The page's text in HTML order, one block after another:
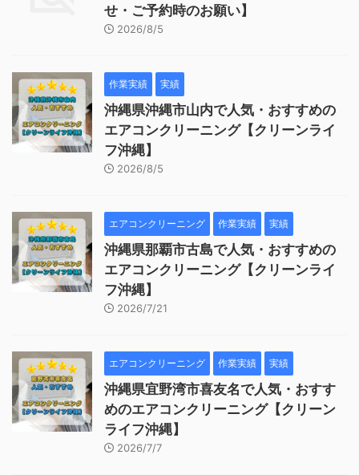
せ・ご予約時のお願い】
2026/8/5
作業実績 実績
沖縄県沖縄市山内で人気・おすすめの
エアコンクリーニング【クリーンライ
フ沖縄】
2026/8/5
エアコンクリーニング 作業実績 実績
沖縄県那覇市古島で人気・おすすめの
エアコンクリーニング【クリーンライ
フ沖縄】
2026/7/21
エアコンクリーニング 作業実績 実績
沖縄県宜野湾市喜友名で人気・おすす
めのエアコンクリーニング【クリーン
ライフ沖縄】
2026/7/7